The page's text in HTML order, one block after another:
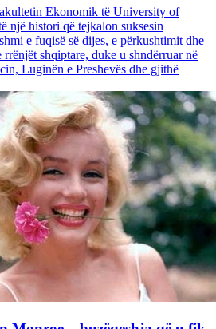
Ekonomik të University of
një histori që tejkalon suksesin
e fuqisë së dijes, e përkushtimit dhe
rrënjët shqiptare, duke u shndërruar në
Luginën e Preshevës dhe gjithë